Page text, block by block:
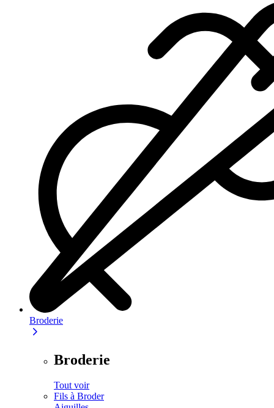
Broderie
Broderie
Tout voir
Fils à Broder